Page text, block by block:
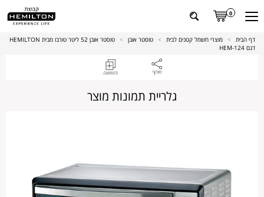
0
דף הבית > מוצרי חשמל קטנים לבית > טוסטר אובן >
טוסטר אובן 52 ליטר טורבו מבית HEMILTON
דגם HEM-124
גלריית תמונות מוצר